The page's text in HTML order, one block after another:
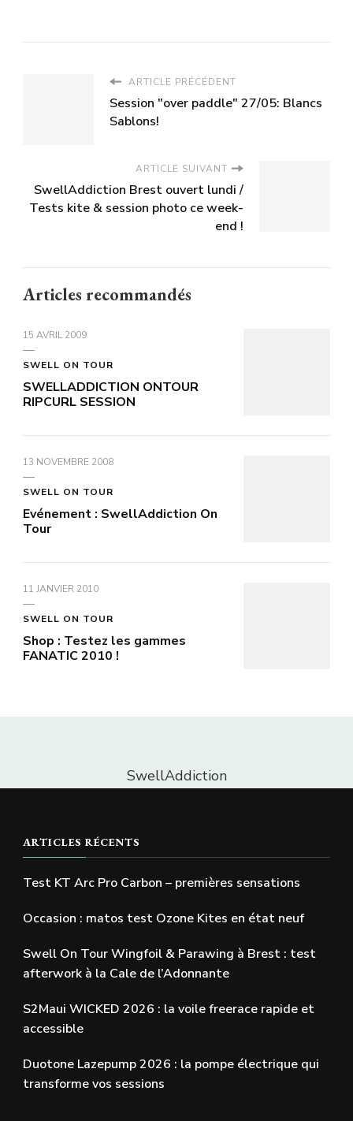
ARTICLE PRÉCÉDENT
Session "over paddle" 27/05: Blancs
Sablons!
ARTICLE SUIVANT
SwellAddiction Brest ouvert lundi /
Tests kite & session photo ce week-
end !
Articles recommandés
15 AVRIL 2009
SWELL ON TOUR
SWELLADDICTION ONTOUR
RIPCURL SESSION
13 NOVEMBRE 2008
SWELL ON TOUR
Evénement : SwellAddiction On
Tour
11 JANVIER 2010
SWELL ON TOUR
Shop : Testez les gammes
FANATIC 2010 !
SwellAddiction
ARTICLES RÉCENTS
Test KT Arc Pro Carbon – premières sensations
Occasion : matos test Ozone Kites en état neuf
Swell On Tour Wingfoil & Parawing à Brest : test
afterwork à la Cale de l’Adonnante
S2Maui WICKED 2026 : la voile freerace rapide et
accessible
Duotone Lazepump 2026 : la pompe électrique qui
transforme vos sessions